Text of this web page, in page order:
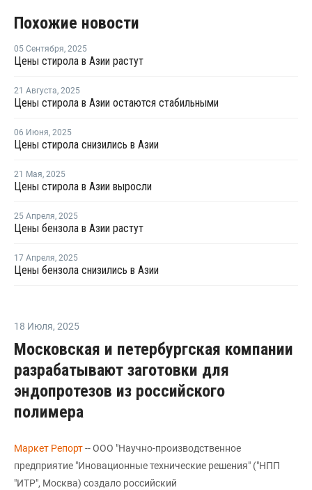
Похожие новости
05 Сентября, 2025
Цены стирола в Азии растут
21 Августа, 2025
Цены стирола в Азии остаются стабильными
06 Июня, 2025
Цены стирола снизились в Азии
21 Мая, 2025
Цены стирола в Азии выросли
25 Апреля, 2025
Цены бензола в Азии растут
17 Апреля, 2025
Цены бензола снизились в Азии
18 Июля, 2025
Московская и петербургская компании
разрабатывают заготовки для
эндопротезов из российского
полимера
Маркет Репорт-- ООО "Научно-производственное
предприятие "Иновационные технические решения" ("НПП
"ИТР", Москва) создало российский